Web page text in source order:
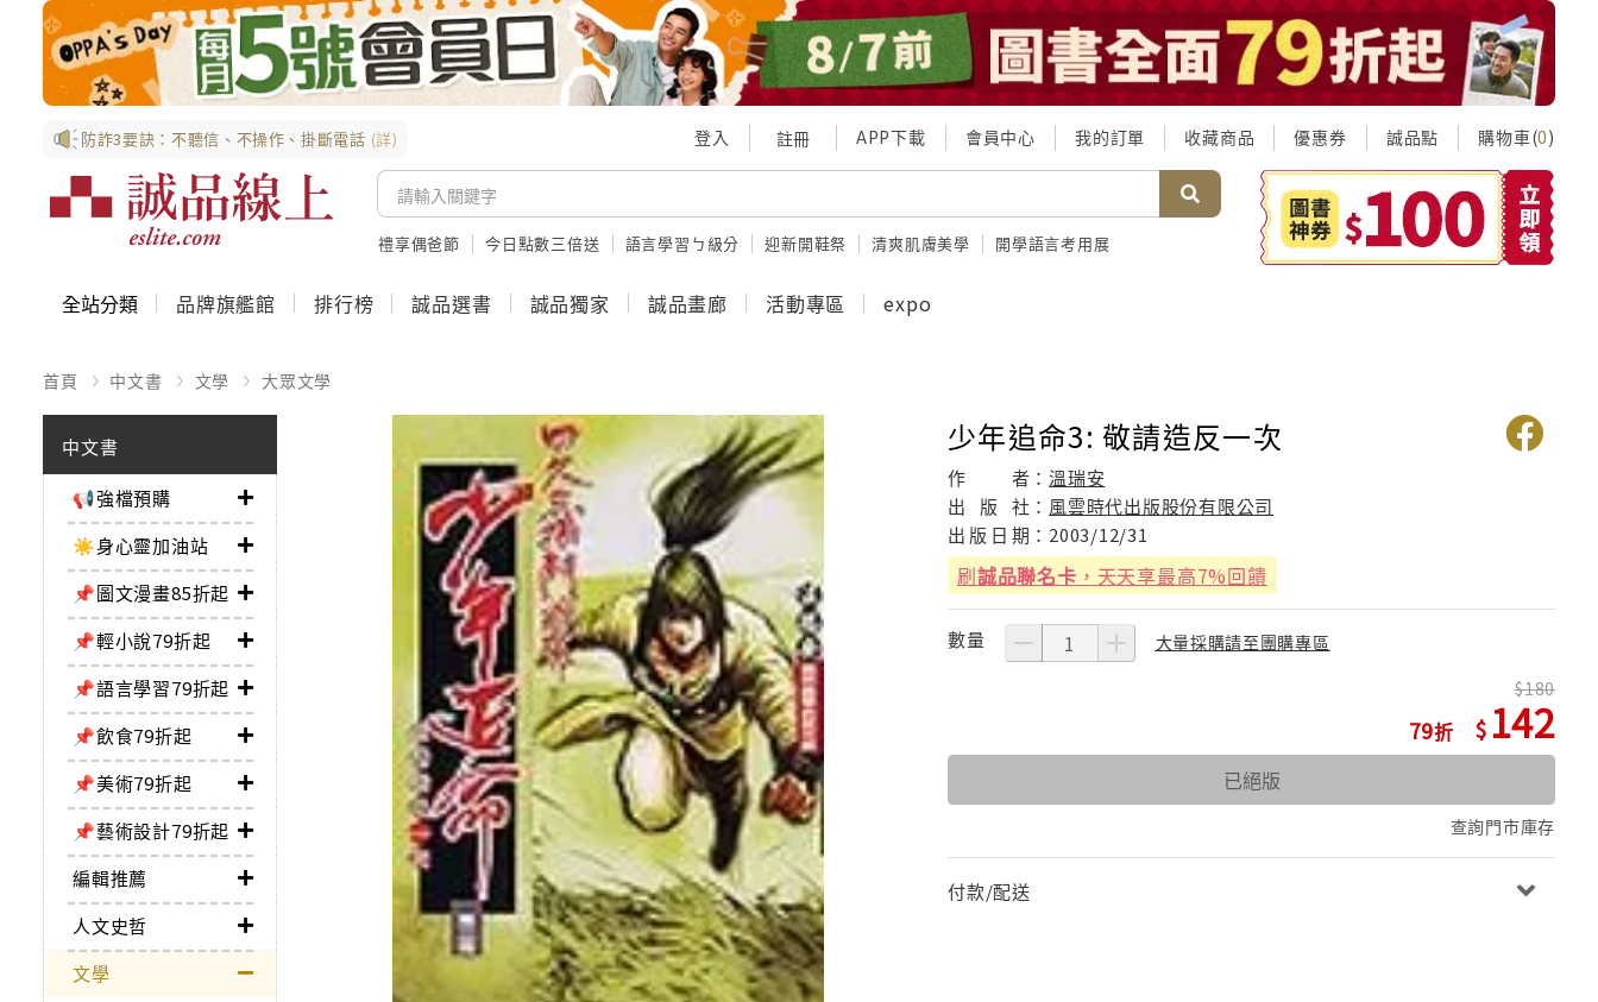
防詐3要訣：不聽信、不操作、掛斷電話 (詳) 登入 註冊 APP下載 會員中心 我的訂單 收藏商品 優惠券 誠品點 購物車(0)
禮享偶爸節 今日點數三倍送 語言學習ㄅ級分 迎新開鞋祭 清爽肌膚美學 開學語言考用展
全站分類 品牌旗艦館 排行榜 誠品選書 誠品獨家 誠品畫廊 活動專區 expo
首頁 中文書 文學 大眾文學
中文書
📢強檔預購
☀️身心靈加油站
📌圖文漫畫85折起
📌輕小說79折起
📌語言學習79折起
📌飲食79折起
📌美術79折起
📌藝術設計79折起
編輯推薦
人文史哲
文學
少年追命3: 敬請造反一次
作 者：溫瑞安
出
版 社： 風雲時代出版股份有限公司
出 版 日 期： 2003/12/31
刷誠品聯名卡 ，天天享最高7%回饋
數量 大量採購請至團購專區
79
180
142
已絕版
查詢門市庫存
付款/配送